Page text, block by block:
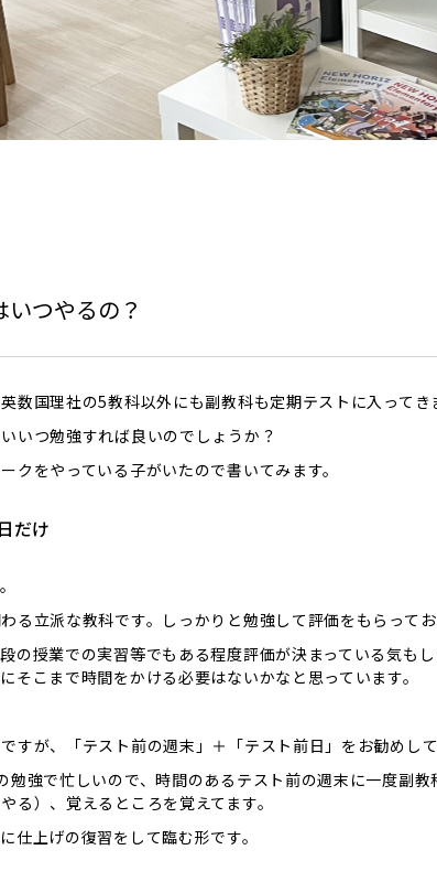
つやるの？
数国理社の5教科以外にも副教科も定期テストに入ってき
いつ勉強すれば良いのでしょうか？
クをやっている子がいたので書いてみます。
だけ
る立派な教科です。しっかりと勉強して評価をもらって
の授業での実習等でもある程度評価が決まっている気も
そこまで時間をかける必要はないかなと思っています。
すが、「テスト前の週末」＋「テスト前日」をお勧めして
勉強で忙しいので、時間のあるテスト前の週末に一度副
る）、覚えるところを覚えてます。
仕上げの復習をして臨む形です。